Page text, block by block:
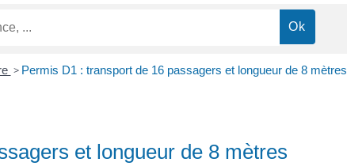
> Permis D1 : transport de 16 passagers et longueur de 8 mètres
et longueur de 8 mètres